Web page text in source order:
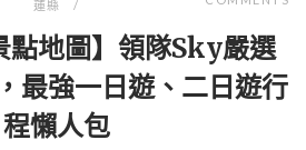
蓮縣
點地圖】領隊Sky嚴選
最強一日遊、二日遊行
程懶人包